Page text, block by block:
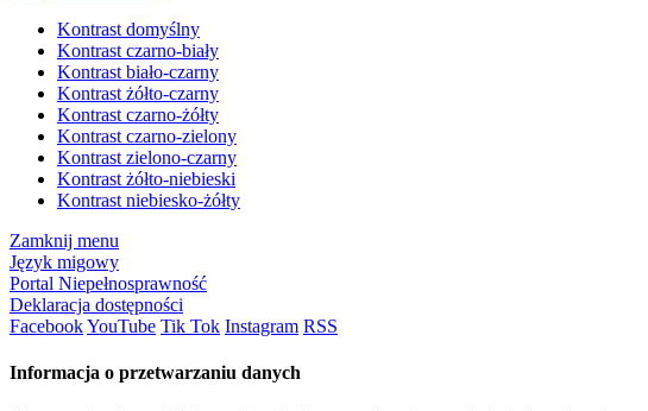
Kontrast domyślny
Kontrast czarno-biały
Kontrast biało-czarny
Kontrast żółto-czarny
Kontrast czarno-żółty
Kontrast czarno-zielony
Kontrast zielono-czarny
Kontrast żółto-niebieski
Kontrast niebiesko-żółty
Zamknij menu
Język migowy
Portal Niepełnosprawność
Deklaracja dostępności
FacebookYouTube Tik Tok Instagram RSS
Informacja o przetwarzaniu danych